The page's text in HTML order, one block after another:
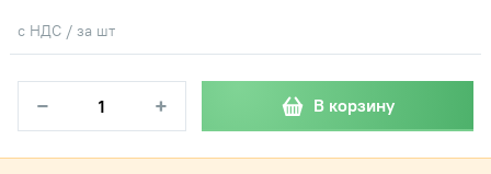
с НДС / за шт
− + В корзину